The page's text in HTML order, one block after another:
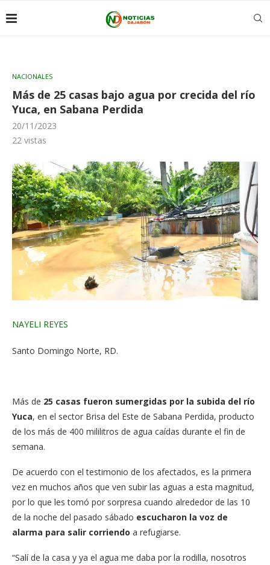
NACIONALES
Más de 25 casas bajo agua por crecida del río
Yuca, en Sabana Perdida
20/11/2023
22 vistas
NAYELI REYES
Santo Domingo Norte, RD.
Más de 25 casas fueron sumergidas por la subida del río
Yuca, en el sector Brisa del Este de Sabana Perdida, producto
de los más de 400 mililitros de agua caídas durante el fin de
semana.
De acuerdo con el testimonio de los afectados, es la primera
vez en muchos años que ven subir las aguas a esta magnitud,
por lo que les tomó por sorpresa cuando alrededor de las 10
de la noche del pasado sábado escucharon la voz de
alarma para salir corriendo a refugiarse.
“Salí de la casa y ya el agua me daba por la rodilla, nosotros